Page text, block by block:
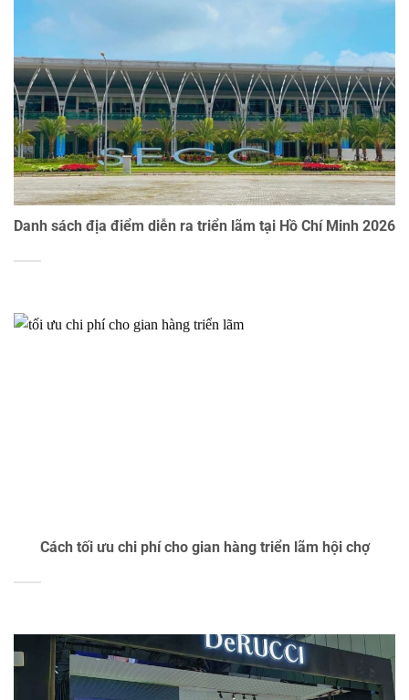
Danh sách địa điểm diễn ra triển lãm tại Hồ Chí Minh 2026
Cách tối ưu chi phí cho gian hàng triển lãm hội chợ